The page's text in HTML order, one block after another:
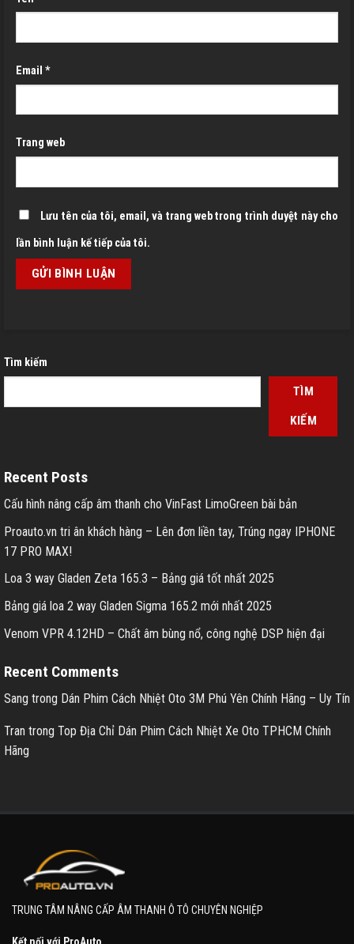
Email *
Trang web
Lưu tên của tôi, email, và trang web trong trình duyệt này cho
lần bình luận kế tiếp của tôi.
Tìm kiếm
TÌM
KIẾM
Recent Posts
Cấu hình nâng cấp âm thanh cho VinFast LimoGreen bài bản
Proauto.vn tri ân khách hàng – Lên đơn liền tay, Trúng ngay IPHONE
17 PRO MAX!
Loa 3 way Gladen Zeta 165.3 – Bảng giá tốt nhất 2025
Bảng giá loa 2 way Gladen Sigma 165.2 mới nhất 2025
Venom VPR 4.12HD – Chất âm bùng nổ, công nghệ DSP hiện đại
Recent Comments
Sang trong Dán Phim Cách Nhiệt Oto 3M Phú Yên Chính Hãng – Uy Tín
Tran trong Top Địa Chỉ Dán Phim Cách Nhiệt Xe Oto TPHCM Chính
Hãng
TRUNG TÂM NÂNG CẤP ÂM THANH Ô TÔ CHUYÊN NGHIỆP